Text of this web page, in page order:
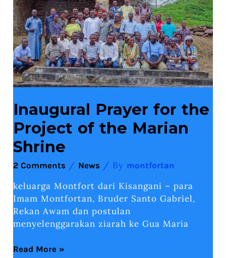
Inaugural Prayer for the
Project of the Marian
Shrine
2 Comments / News / By montfortan
keluarga Montfort dari Kisangani – para
Imam Montfortan, Bruder Santo Gabriel,
Rekan Awam dan postulan
menyelenggarakan ziarah ke Gua Maria
the
Project
of
the
Marian
Shrine
Read More »